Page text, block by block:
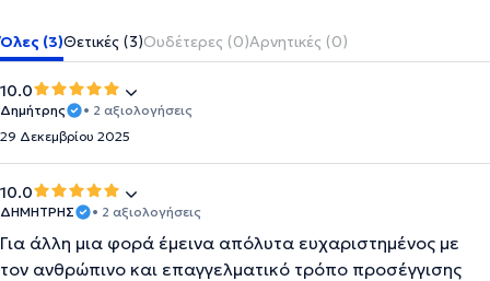
Όλες (3)Θετικές (3)Ουδέτερες (0)Αρνητικές (0)
10.0
Δημήτρης
• 2 αξιολογήσεις
29 Δεκεμβρίου 2025
10.0
ΔΗΜΗΤΡΗΣ • 2 αξιολογήσεις
Για άλλη μια φορά έμεινα απόλυτα ευχαριστημένος με
τον ανθρώπινο και επαγγελματικό τρόπο προσέγγισης